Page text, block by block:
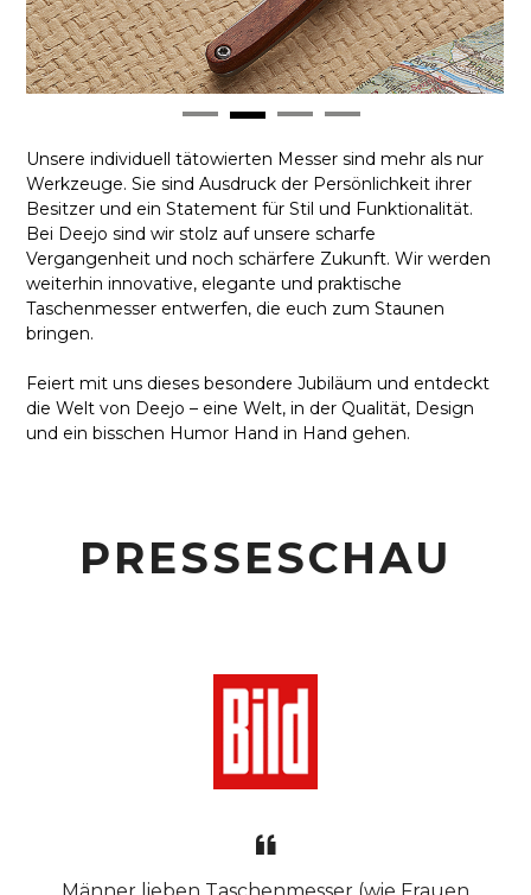
Unsere individuell tätowierten Messer sind mehr als nur
Werkzeuge. Sie sind Ausdruck der Persönlichkeit ihrer
Besitzer und ein Statement für Stil und Funktionalität.
Bei Deejo sind wir stolz auf unsere scharfe
Vergangenheit und noch schärfere Zukunft. Wir werden
weiterhin innovative, elegante und praktische
Taschenmesser entwerfen, die euch zum Staunen
bringen.
Feiert mit uns dieses besondere Jubiläum und entdeckt
die Welt von Deejo – eine Welt, in der Qualität, Design
und ein bisschen Humor Hand in Hand gehen.
PRESSESCHAU